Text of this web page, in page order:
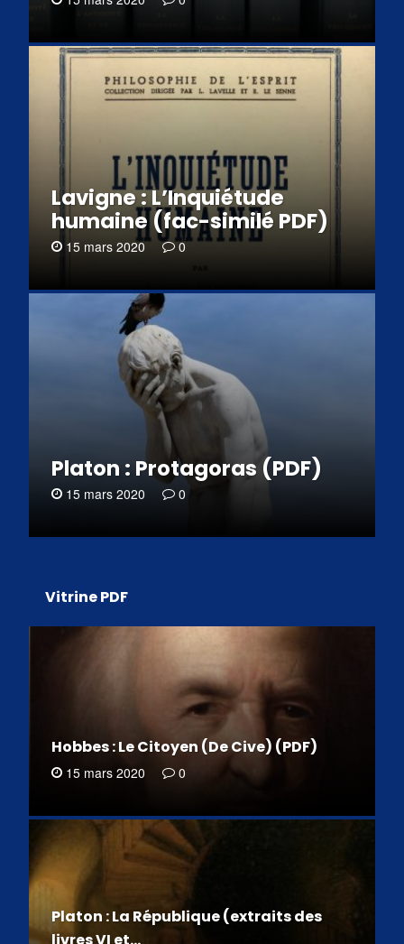
Lavigne : L’Inquiétude
humaine (fac-similé PDF)
15 mars 2020 0
Platon : Protagoras (PDF)
15 mars 2020 0
Vitrine PDF
Hobbes : Le Citoyen (De Cive) (PDF)
15 mars 2020 0
Platon : La République (extraits des